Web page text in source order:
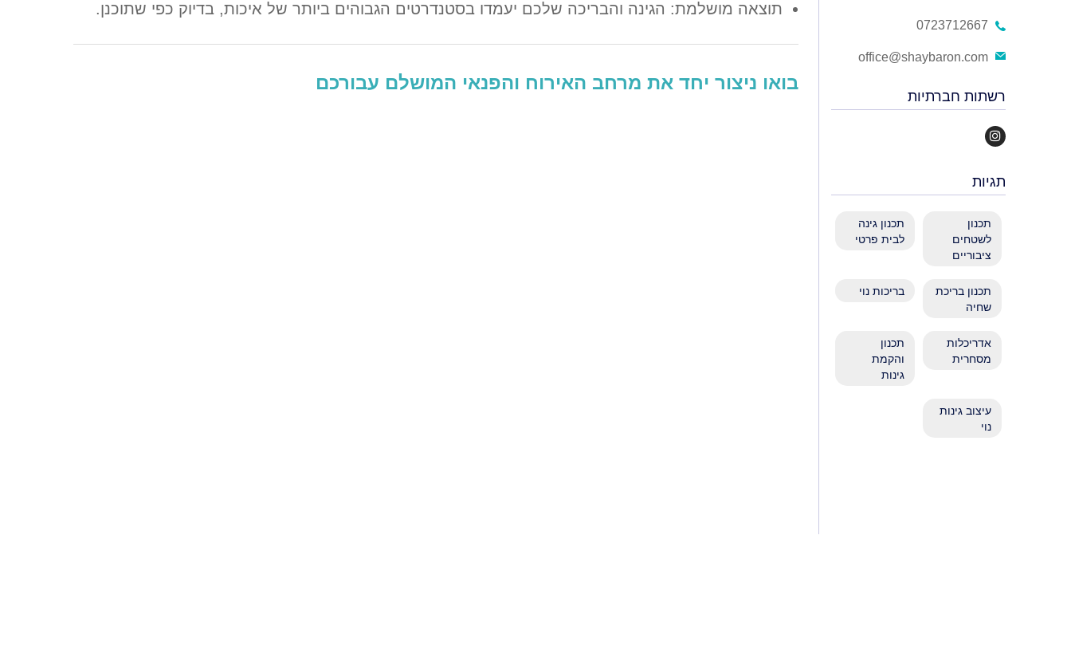
0723712667
office@shaybaron.com
רשתות חברתיות
תגיות
תכנון
לשטחים
ציבוריים
תכנון גינה
לבית פרטי
תכנון בריכת
שחיה
בריכות נוי
אדריכלות
מסחרית
תכנון
והקמת
גינות
עיצוב גינות
נוי
תוצאה מושלמת: הגינה והבריכה שלכם יעמדו בסטנדרטים הגבוהים ביותר של איכות, בדיוק כפי שתוכנן.
בואו ניצור יחד את מרחב האירוח והפנאי המושלם עבורכם